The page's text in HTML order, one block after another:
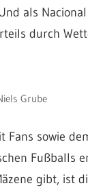
als
durch
Grube
sowie
Fußballs
gibt, ist